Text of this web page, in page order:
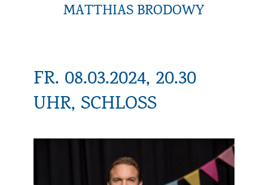
MATTHIAS BRODOWY
FR. 08.03.2024, 20.30
UHR, SCHLOSS